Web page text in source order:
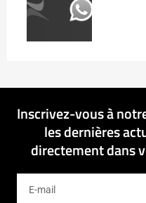
Inscrivez-vous à
les dernières
directement dans